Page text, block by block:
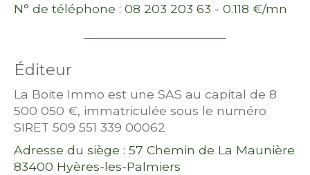
N° de téléphone : 08 203 203 63 - 0.118 €/mn
Éditeur
La Boite Immo est une SAS au capital de 8
500 050 €, immatriculée sous le numéro
SIRET 509 551 339 00062
Adresse du siège : 57 Chemin de La Maunière
83400 Hyères-les-Palmiers